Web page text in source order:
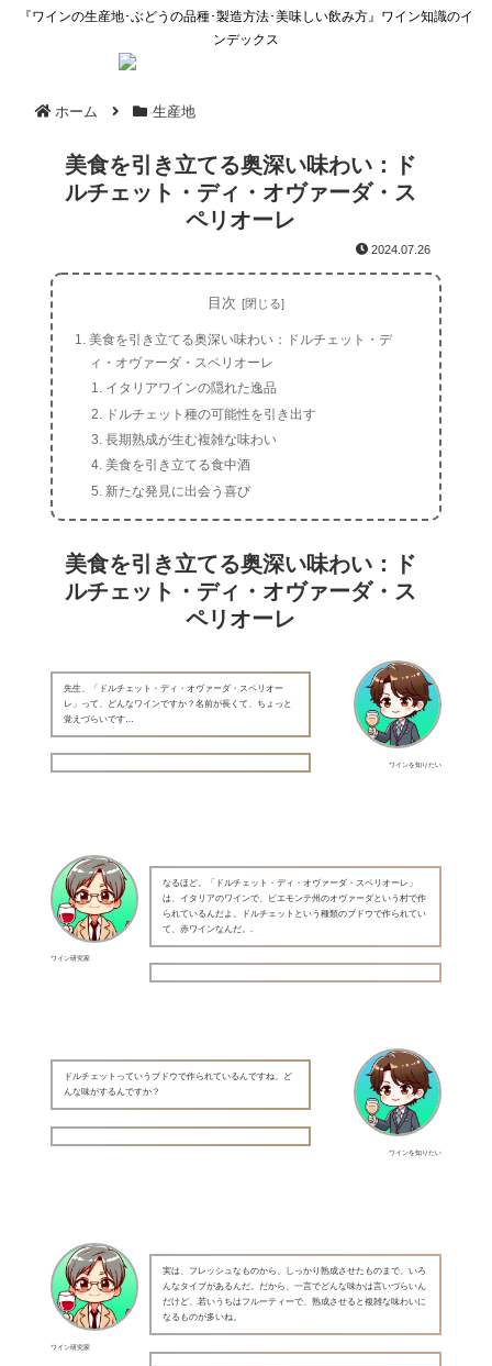
『ワインの生産地･ぶどうの品種･製造方法･美味しい飲み方』ワイン知識のイ
ンデックス
ホーム 生産地
美食を引き立てる奥深い味わい：ド
ルチェット・ディ・オヴァーダ・ス
ペリオーレ
2024.07.26
目次
美食を引き立てる奥深い味わい：ドルチェット・デ
ィ・オヴァーダ・スペリオーレ
イタリアワインの隠れた逸品
ドルチェット種の可能性を引き出す
長期熟成が生む複雑な味わい
美食を引き立てる食中酒
新たな発見に出会う喜び
美食を引き立てる奥深い味わい：ド
ルチェット・ディ・オヴァーダ・ス
ペリオーレ
ワインを知りたい
先生、「ドルチェット・ディ・オヴァーダ・スペリオー
レ」って、どんなワインですか？名前が長くて、ちょっと
覚えづらいです…
ワイン研究家
なるほど。「ドルチェット・ディ・オヴァーダ・スペリオーレ」
は、イタリアのワインで、ピエモンテ州のオヴァーダという村で作
られているんだよ。ドルチェットという種類のブドウで作られてい
て、赤ワインなんだ。.
ワインを知りたい
ドルチェットっていうブドウで作られているんですね。ど
んな味がするんですか？
ワイン研究家
実は、フレッシュなものから、しっかり熟成させたものまで、いろ
んなタイプがあるんだ。だから、一言でどんな味かは言いづらいん
だけど、若いうちはフルーティーで、熟成させると複雑な味わいに
なるものが多いね。